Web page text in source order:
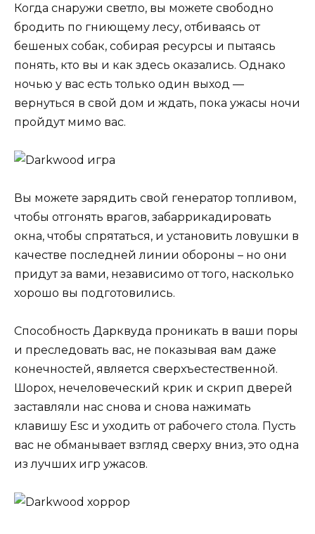
Когда снаружи светло, вы можете свободно
бродить по гниющему лесу, отбиваясь от
бешеных собак, собирая ресурсы и пытаясь
понять, кто вы и как здесь оказались. Однако
ночью у вас есть только один выход —
вернуться в свой дом и ждать, пока ужасы ночи
пройдут мимо вас.
Вы можете зарядить свой генератор топливом,
чтобы отгонять врагов, забаррикадировать
окна, чтобы спрятаться, и установить ловушки в
качестве последней линии обороны – но они
придут за вами, независимо от того, насколько
хорошо вы подготовились.
Способность Дарквуда проникать в ваши поры
и преследовать вас, не показывая вам даже
конечностей, является сверхъестественной.
Шорох, нечеловеческий крик и скрип дверей
заставляли нас снова и снова нажимать
клавишу Esc и уходить от рабочего стола. Пусть
вас не обманывает взгляд сверху вниз, это одна
из лучших игр ужасов.